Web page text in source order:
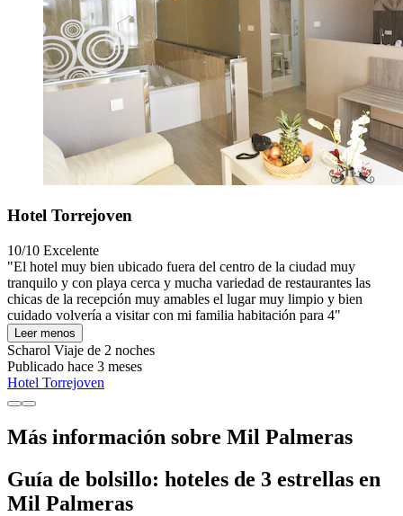
Hotel Torrejoven
10/10 Excelente
"El hotel muy bien ubicado fuera del centro de la ciudad muy
tranquilo y con playa cerca y mucha variedad de restaurantes las
chicas de la recepción muy amables el lugar muy limpio y bien
cuidado volvería a visitar con mi familia habitación para 4"
Leer menos
Scharol Viaje de 2 noches
Publicado hace 3 meses
Hotel Torrejoven
Más información sobre Mil Palmeras
Guía de bolsillo: hoteles de 3 estrellas en
Mil Palmeras